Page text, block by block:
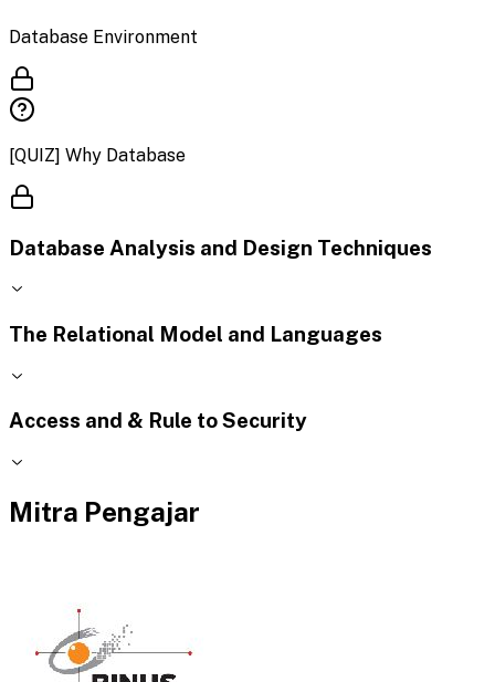
Database Environment
[QUIZ] Why Database
Database Analysis and Design Techniques
The Relational Model and Languages
Access and & Rule to Security
Mitra Pengajar